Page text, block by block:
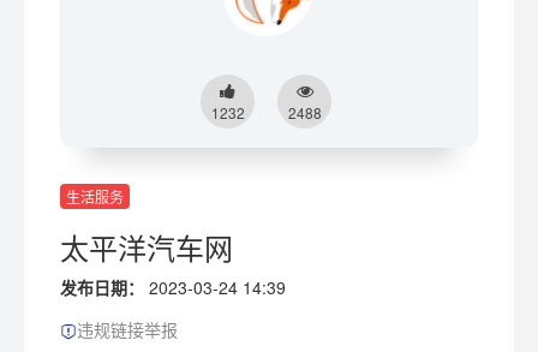
1232 2488
生活服务
太平洋汽车网
发布日期：
2023-03-24 14:39
违规链接举报